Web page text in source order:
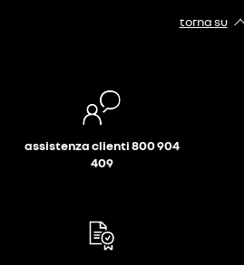
torna su
assistenza clienti 800 904
409